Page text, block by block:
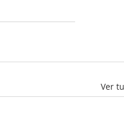
Ver